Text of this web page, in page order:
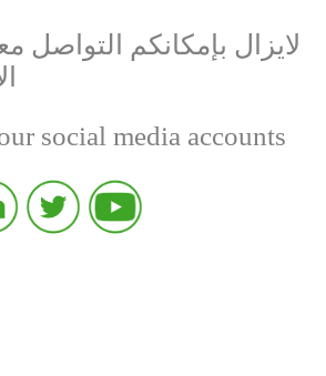
لايزال بإمكانكم التواصل
social media accounts